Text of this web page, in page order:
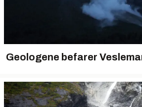
Geologene befarer